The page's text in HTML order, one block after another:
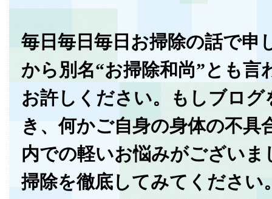
毎日毎日毎日お掃除の話で申
から別名“お掃除和尚”とも言
お許しください。もしブログ
き、何かご自身の身体の不具
内での軽いお悩みがございま
掃除を徹底してみてください